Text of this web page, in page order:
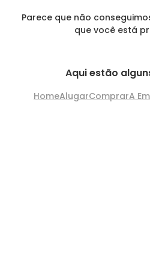
Parece que não
que você está
Aqui estão
HomeAlugarComprarA